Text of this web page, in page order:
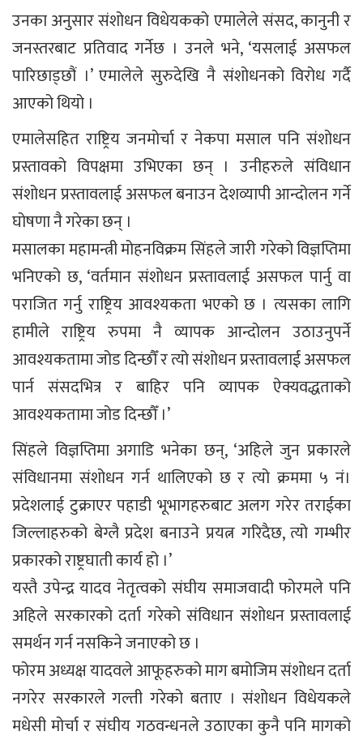
उनका अनुसार संशोधन विधेयकको एमालेले संसद, कानुनी र
जनस्तरबाट प्रतिवाद गर्नेछ । उनले भने, ‘यसलाई असफल
पारिछाड्छौं ।’ एमालेले सुरुदेखि नै संशोधनको विरोध गर्दै
आएको थियो ।
एमालेसहित राष्ट्रिय जनमोर्चा र नेकपा मसाल पनि संशोधन
प्रस्तावको विपक्षमा उभिएका छन् । उनीहरुले संविधान
संशोधन प्रस्तावलाई असफल बनाउन देशव्यापी आन्दोलन गर्ने
घोषणा नै गरेका छन् ।
मसालका महामन्त्री मोहनविक्रम सिंहले जारी गरेको विज्ञप्तिमा
भनिएको छ, ‘वर्तमान संशोधन प्रस्तावलाई असफल पार्नु वा
पराजित गर्नु राष्ट्रिय आवश्यकता भएको छ । त्यसका लागि
हामीले राष्ट्रिय रुपमा नै व्यापक आन्दोलन उठाउनुपर्ने
आवश्यकतामा जोड दिन्छौँ र त्यो संशोधन प्रस्तावलाई असफल
पार्न संसदभित्र र बाहिर पनि व्यापक ऐक्यवद्धताको
आवश्यकतामा जोड दिन्छौँ ।’
सिंहले विज्ञप्तिमा अगाडि भनेका छन्, ‘अहिले जुन प्रकारले
संविधानमा संशोधन गर्न थालिएको छ र त्यो क्रममा ५ नं।
प्रदेशलाई टुक्राएर पहाडी भूभागहरुबाट अलग गरेर तराईका
जिल्लाहरुको बेग्लै प्रदेश बनाउने प्रयत्न गरिदैछ, त्यो गम्भीर
प्रकारको राष्ट्रघाती कार्य हो ।’
यस्तै उपेन्द्र यादव नेतृत्वको संघीय समाजवादी फोरमले पनि
अहिले सरकारको दर्ता गरेको संविधान संशोधन प्रस्तावलाई
समर्थन गर्न नसकिने जनाएको छ ।
फोरम अध्यक्ष यादवले आफूहरुको माग बमोजिम संशोधन दर्ता
नगरेर सरकारले गल्ती गरेको बताए । संशोधन विधेयकले
मधेसी मोर्चा र संघीय गठवन्धनले उठाएका कुनै पनि मागको